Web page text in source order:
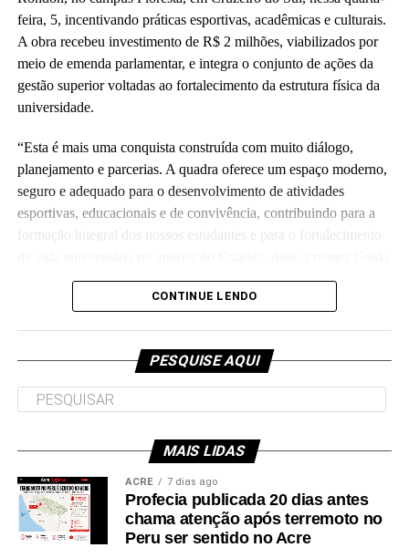
participativos adotados, a logística desafiadora e a participação e
alunos de graduação e pós-graduação”, disse Marilene.
Idealização do projeto
multidisciplinar/interdisciplinar, com experiência em projetos
socioambientais e agricultura familiar, a qual também atua em
dois programas de pós-graduação da Ufac. A equipe é composta
por servidores com atuação acadêmica destacada na aprovação
de projetos em chamadas públicas nacionais (CNPq, Capes,
equipe conta com um bolsista de produtividade do CNPq e com
feira, 5, incentivando práticas esportivas, acadêmicas e culturais.
A obra recebeu investimento de R$ 2 milhões, viabilizados por
meio de emenda parlamentar, e integra o conjunto de ações da
gestão superior voltadas ao fortalecimento da estrutura física da
universidade.
“Esta é mais uma conquista construída com muito diálogo,
planejamento e parcerias. A quadra oferece um espaço moderno,
seguro e adequado para o desenvolvimento de atividades
esportivas, educacionais e de convivência, contribuindo para a
formação integral dos nossos estudantes e para o fortalecimento
Aquino durante a solenidade de inauguração.
Leia Mais: UFAC
CONTINUE LENDO
PESQUISE AQUI
MAIS LIDAS
ACRE 7 dias ago
Profecia publicada 20 dias antes
chama atenção após terremoto no
Peru ser sentido no Acre